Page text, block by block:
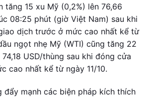
tăng 15 xu Mỹ (0,2%) lên 76,66
08:25 phút (giờ Việt Nam) sau khi
dịch trước ở mức cao nhất kể từ
ngọt nhẹ Mỹ (WTI) cũng tăng 22
USD/thùng sau khi đóng cửa
cao nhất kể từ ngày 11/10.
đẩy mạnh các biện pháp kích thích